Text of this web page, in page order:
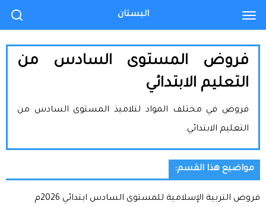
فروض المستوى السادس من
التعليم الابتدائي
فروض في مختلف المواد لتلاميذ المستوى السادس من
التعليم الابتدائي.
مواضيع هذا القسم:
فروض التربية الإسلامية للمستوى السادس ابتدائي 2026م
البستان